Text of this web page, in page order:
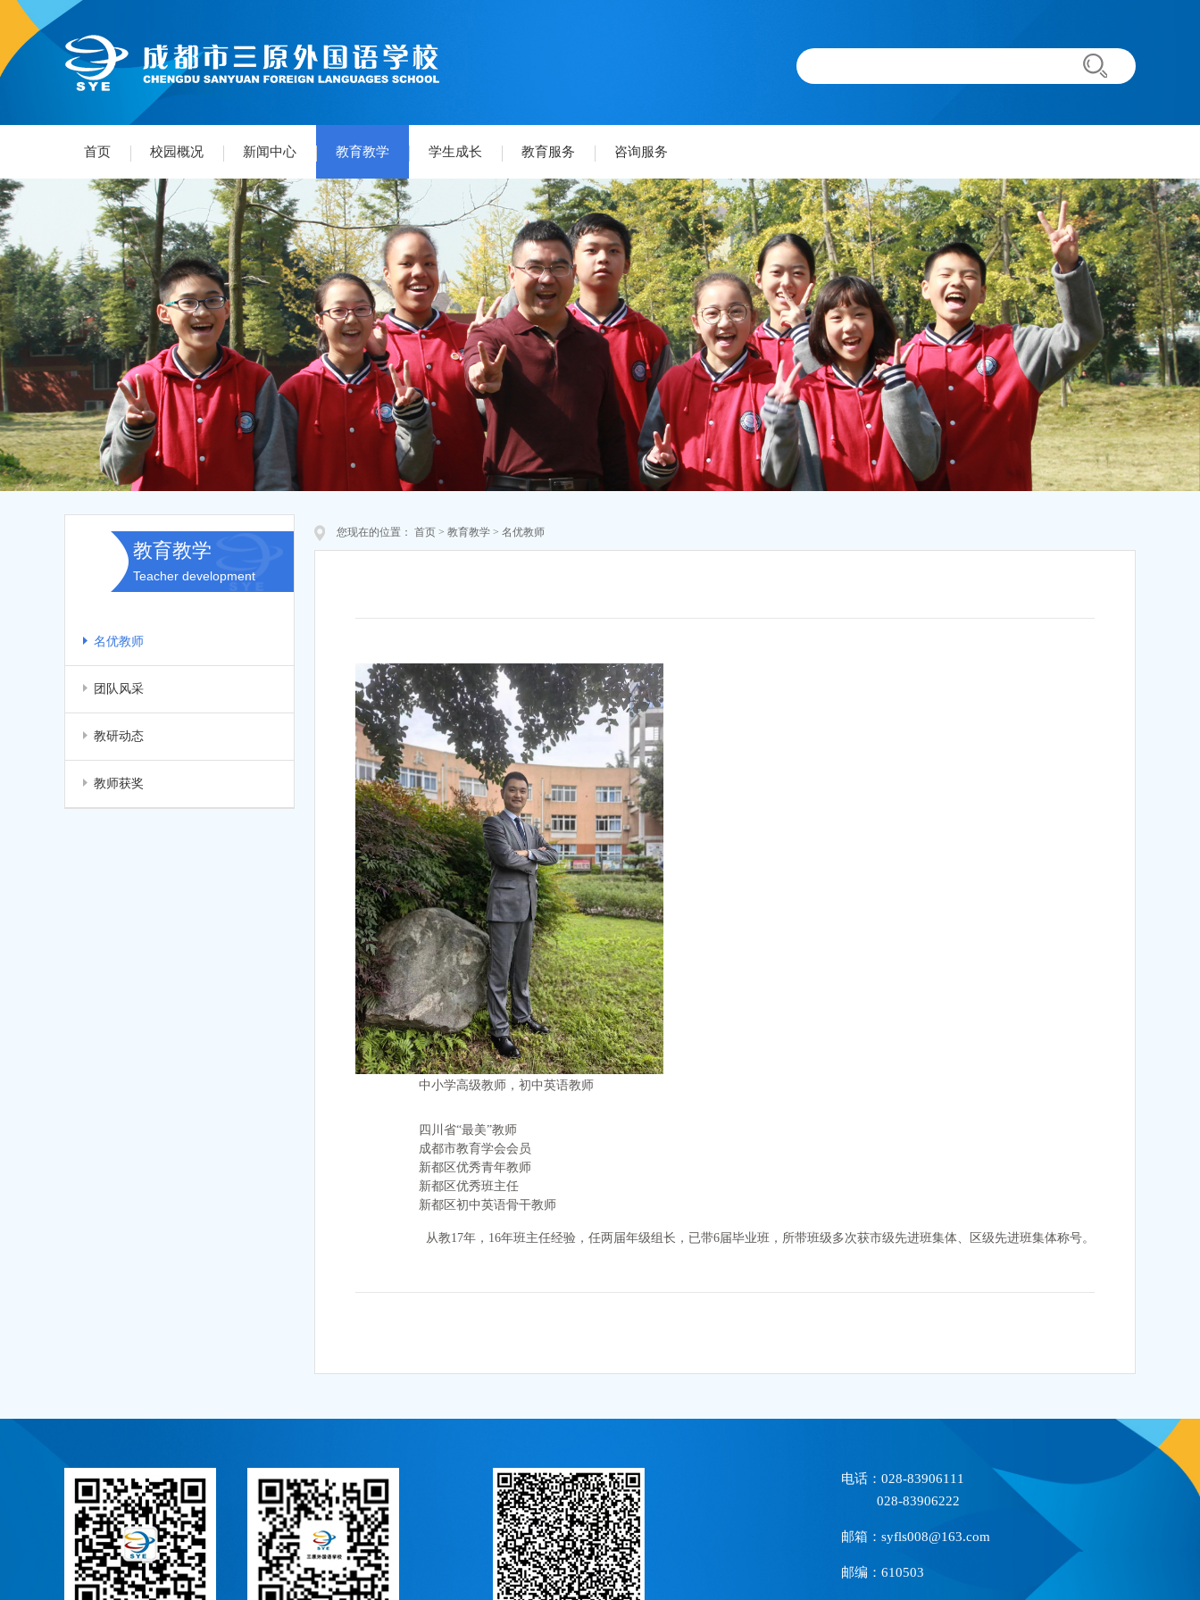
首页 校园概况 新闻中心 教育教学 学生成长 教育服务 咨询服务
教育教学
Teacher development
名优教师
团队风采
教研动态
教师获奖
您现在的位置： 首页 > 教育教学 > 名优教师
中小学高级教师，初中英语教师
四川省“最美”教师
成都市教育学会会员
新都区优秀青年教师
新都区优秀班主任
新都区初中英语骨干教师
从教17年，16年班主任经验，任两届年级组长，已带6届毕业班，所带班级多次获市级先进班集体、区级先进班集体称号。
电话：028-83906111
028-83906222
邮箱：syfls008@163.com
邮编：610503